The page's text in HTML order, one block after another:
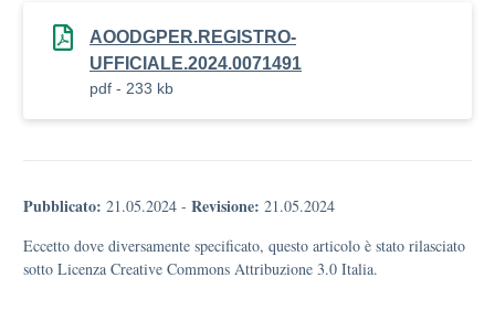
AOODGPER.REGISTRO-
UFFICIALE.2024.0071491
pdf - 233 kb
Pubblicato: 21.05.2024 - Revisione: 21.05.2024
Eccetto dove diversamente specificato, questo articolo è stato rilasciato
sotto Licenza Creative Commons Attribuzione 3.0 Italia.